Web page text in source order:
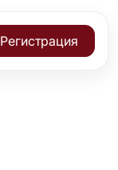
Регистрация